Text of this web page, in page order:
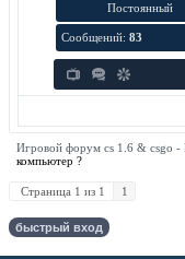
Постоянный
Сообщений: 83
Игровой форум cs 1.6 & csgo -
компьютер ?
Страница 1 из 1 1